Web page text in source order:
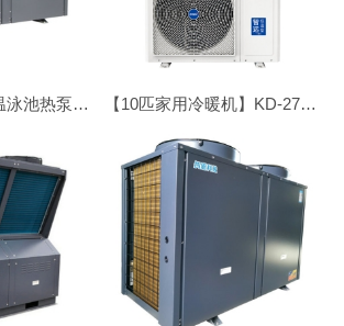
【智恩】10匹恒温泳池热泵●顶吹 【10匹家用冷暖机】KD-270C/BP